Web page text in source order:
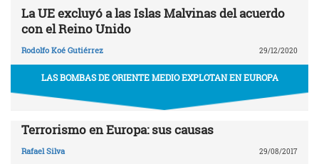
La UE excluyó a las Islas Malvinas del acuerdo
con el Reino Unido
Rodolfo Koé Gutiérrez 29/12/2020
LAS BOMBAS DE ORIENTE MEDIO EXPLOTAN EN EUROPA
Terrorismo en Europa: sus causas
Rafael Silva 29/08/2017